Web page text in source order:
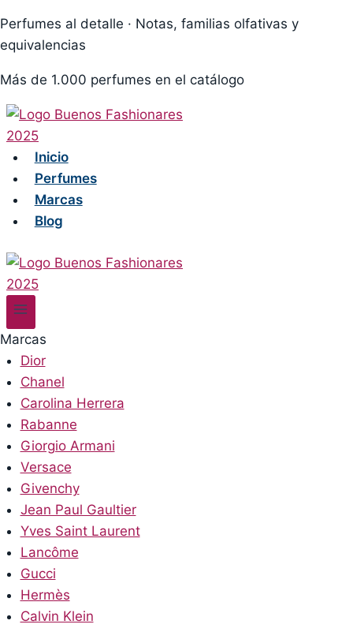
to
content
Perfumes al detalle · Notas, familias olfativas y
equivalencias
Más de 1.000 perfumes en el catálogo
Inicio
Perfumes
Marcas
Blog
Marcas
Dior
Chanel
Carolina Herrera
Rabanne
Giorgio Armani
Versace
Givenchy
Jean Paul Gaultier
Yves Saint Laurent
Lancôme
Gucci
Hermès
Calvin Klein